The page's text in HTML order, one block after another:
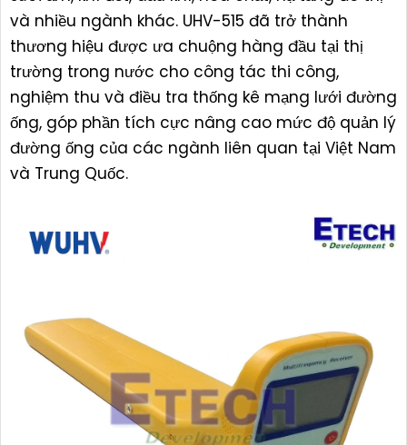
và nhiều ngành khác. UHV-515 đã trở thành
thương hiệu được ưa chuộng hàng đầu tại thị
trường trong nước cho công tác thi công,
nghiệm thu và điều tra thống kê mạng lưới đường
ống, góp phần tích cực nâng cao mức độ quản lý
đường ống của các ngành liên quan tại Việt Nam
và Trung Quốc.